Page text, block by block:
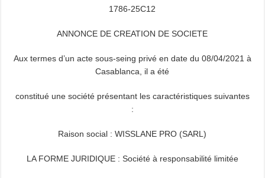
1786-25C12
ANNONCE DE CREATION DE SOCIETE
Aux termes d’un acte sous-seing privé en date du 08/04/2021 à
Casablanca, il a été
constitué une société présentant les caractéristiques suivantes
:
Raison social : WISSLANE PRO (SARL)
LA FORME JURIDIQUE : Société à responsabilité limitée